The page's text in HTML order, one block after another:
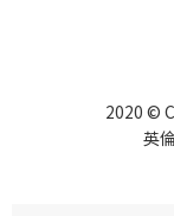
2020 ©
英